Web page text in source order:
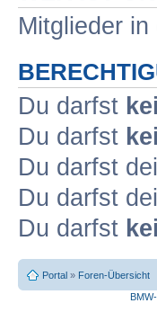
Mitglieder
Du darfst
Du darfst
Du darfst
Du darfst
Du darfst
Portal » Foren-Übersicht